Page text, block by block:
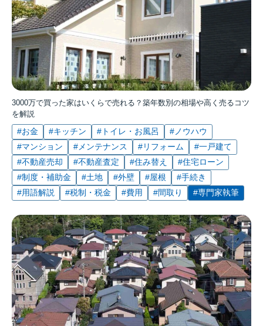
3000万で買った家はいくらで売れる？築年数別の相場や高く売るコツ
を解説
#お金 #キッチン #トイレ・お風呂
#ノウハウ
#マンション
#メンテナンス #リフォーム
#一戸建て
#不動産売却
#不動産査定 #住み替え
#住宅ローン
#制度・補助金
#土地 #外壁 #屋根
#手続き
#用語解説
#税制・税金 #費用 #間取り #専門家執筆